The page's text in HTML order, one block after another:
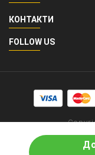
КОНТАКТИ
FOLLOW US